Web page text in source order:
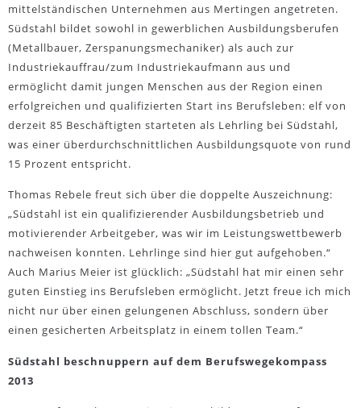
mittelständischen Unternehmen aus Mertingen angetreten.
Südstahl bildet sowohl in gewerblichen Ausbildungsberufen
(Metallbauer, Zerspanungsmechaniker) als auch zur
Industriekauffrau/zum Industriekaufmann aus und
ermöglicht damit jungen Menschen aus der Region einen
erfolgreichen und qualifizierten Start ins Berufsleben: elf von
derzeit 85 Beschäftigten starteten als Lehrling bei Südstahl,
was einer überdurchschnittlichen Ausbildungsquote von rund
15 Prozent entspricht.
Thomas Rebele freut sich über die doppelte Auszeichnung:
„Südstahl ist ein qualifizierender Ausbildungsbetrieb und
motivierender Arbeitgeber, was wir im Leistungswettbewerb
nachweisen konnten. Lehrlinge sind hier gut aufgehoben.“
Auch Marius Meier ist glücklich: „Südstahl hat mir einen sehr
guten Einstieg ins Berufsleben ermöglicht. Jetzt freue ich mich
nicht nur über einen gelungenen Abschluss, sondern über
einen gesicherten Arbeitsplatz in einem tollen Team.“
Südstahl beschnuppern auf dem Berufswegekompass
2013